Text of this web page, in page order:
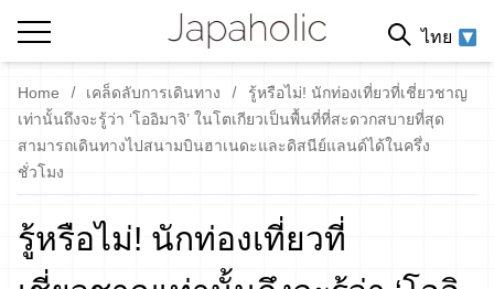
ไทย
Home เคล็ดลับการเดินทาง
รู้หรือไม่! นักท่องเที่ยวที่เชี่ยวชาญ
เท่านั้นถึงจะรู้ว่า ‘โออิมาจิ’ ในโตเกียวเป็นพื้นที่ที่สะดวกสบายที่สุด
สามารถเดินทางไปสนามบินฮาเนดะและดิสนีย์แลนด์ได้ในครึ่ง
ชั่วโมง
รู้หรือไม่! นักท่องเที่ยวที่